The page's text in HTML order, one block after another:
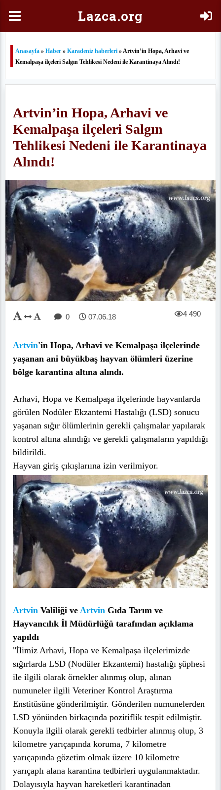
Lazca.org
Anasayfa » Haber » Karadeniz haberleri » Artvin’in Hopa, Arhavi ve
Kemalpaşa ilçeleri Salgın Tehlikesi Nedeni ile Karantinaya Alındı!
Artvin’in Hopa, Arhavi ve
Kemalpaşa ilçeleri Salgın
Tehlikesi Nedeni ile Karantinaya
Alındı!
0 07.06.18 4 490
Artvin'in Hopa, Arhavi ve Kemalpaşa ilçelerinde
yaşanan ani büyükbaş hayvan ölümleri üzerine
bölge karantina altına alındı.
Arhavi, Hopa ve Kemalpaşa ilçelerinde hayvanlarda
görülen Nodüler Ekzantemi Hastalığı (LSD) sonucu
yaşanan sığır ölümlerinin gerekli çalışmalar yapılarak
kontrol altına alındığı ve gerekli çalışmaların yapıldığı
bildirildi.
Hayvan giriş çıkışlarıına izin verilmiyor.
Artvin Valiliği ve Artvin Gıda Tarım ve
Hayvancılık İl Müdürlüğü tarafından açıklama
yapıldı
"İlimiz Arhavi, Hopa ve Kemalpaşa ilçelerimizde
sığırlarda LSD (Nodüler Ekzantemi) hastalığı şüphesi
ile ilgili olarak örnekler alınmış olup, alınan
numuneler ilgili Veteriner Kontrol Araştırma
Enstitüsüne gönderilmiştir. Gönderilen numunelerden
LSD yönünden birkaçında pozitiflik tespit edilmiştir.
Konuyla ilgili olarak gerekli tedbirler alınmış olup, 3
kilometre yarıçapında koruma, 7 kilometre
yarıçapında gözetim olmak üzere 10 kilometre
yarıçaplı alana karantina tedbirleri uygulanmaktadır.
Dolayısıyla hayvan hareketleri karantinadan